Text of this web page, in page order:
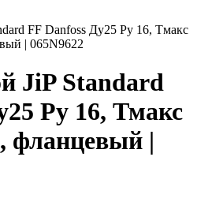
FF Danfoss Ду25 Ру 16, Тмакс
| 065N9622
JiP Standard
Ру 16, Тмакс
фланцевый |